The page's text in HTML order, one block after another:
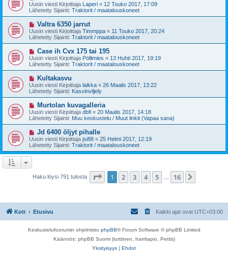
s
t
i
u
s
i
v
e
s
t
Uusin viesti Kirjoittaja Laperi « 12 Touko 2017, 17:09
Lähetetty Sijainti: Traktorit / maatalouskoneet
U
u
s
i
e
s
t
Valtra 6350 jarrut
Uusin viesti Kirjoittaja Timmppa « 11 Touko 2017, 20:24
Lähetetty Sijainti: Traktorit / maatalouskoneet
U
u
s
i
v
e
s
t
Case ih Cvx 175 tai 195
Uusin viesti Kirjoittaja Pöllimies « 13 Huhti 2017, 19:19
Lähetetty Sijainti: Traktorit / maatalouskoneet
U
u
s
i
v
e
s
t
Kultakasvu
Uusin viesti Kirjoittaja laikka « 26 Maalis 2017, 13:22
Lähetetty Sijainti: Kasvinviljely
U
u
s
i
e
s
t
Murtolan kuvagalleria
Uusin viesti Kirjoittaja dbfi « 20 Maalis 2017, 14:18
Lähetetty Sijainti: Muu keskustelu / Muut linkit (Vapaa sana)
U
u
s
i
v
s
t
Jd 6400 öljyt pihalle
Uusin viesti Kirjoittaja jsi88 « 25 Helmi 2017, 12:19
Lähetetty Sijainti: Traktorit / maatalouskoneet
Haku löysi 791 tulosta Sivu /16
1 2 3 4 5 16
Koti Etusivu Kaikki ajat ovat UTC+03:00
Keskustelufoorumin ohjelmisto phpBB® Forum Software © phpBB Limited
Käännös: phpBB Suomi (lurttinen, harritapio, Pettis)
Yksityisyys | Ehdot